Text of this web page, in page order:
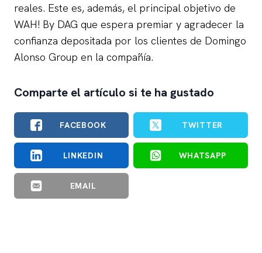
reales. Este es, además, el principal objetivo de
WAH! By DAG que espera premiar y agradecer la
confianza depositada por los clientes de Domingo
Alonso Group en la compañía.
Comparte el artículo si te ha gustado
FACEBOOK TWITTER
LINKEDIN WHATSAPP
EMAIL